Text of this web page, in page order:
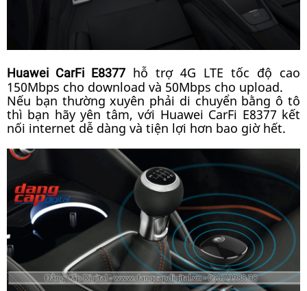
Huawei CarFi E8377 hỗ trợ 4G LTE tốc độ cao
150Mbps cho download và 50Mbps cho upload.
Nếu bạn thường xuyên phải di chuyển bằng ô tô
thì bạn hãy yên tâm, với Huawei CarFi E8377 kết
nối internet dễ dàng và tiện lợi hơn bao giờ hết.